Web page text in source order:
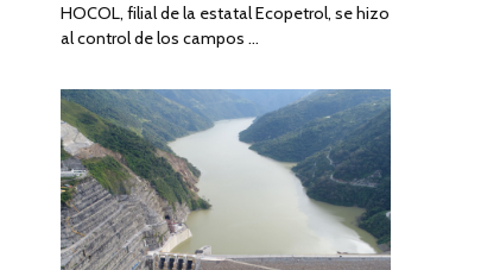
HOCOL, filial de la estatal Ecopetrol, se hizo
al control de los campos …